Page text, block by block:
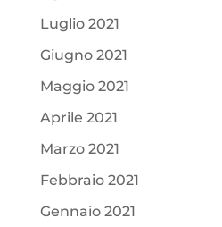
Luglio 2021
Giugno 2021
Maggio 2021
Aprile 2021
Marzo 2021
Febbraio 2021
Gennaio 2021